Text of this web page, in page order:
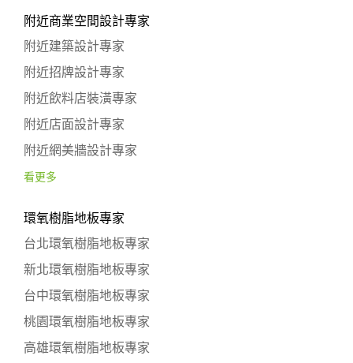
附近商業空間設計專家
附近建築設計專家
附近招牌設計專家
附近飲料店裝潢專家
附近店面設計專家
附近網美牆設計專家
看更多
環氧樹脂地板專家
台北環氧樹脂地板專家
新北環氧樹脂地板專家
台中環氧樹脂地板專家
桃園環氧樹脂地板專家
高雄環氧樹脂地板專家